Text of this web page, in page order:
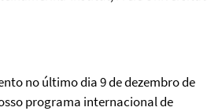
no último dia 9 de dezembro de
programa internacional de